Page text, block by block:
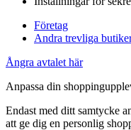
Företag
Andra trevliga
Ångra avtalet här
Anpassa din
Endast med ditt samtycke
att ge dig en personlig